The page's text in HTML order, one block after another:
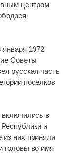
центром
1972
Советы
русская часть
поселков
включились в
и
них приняли
головы во имя